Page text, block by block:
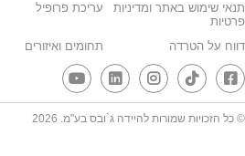
תנאי שימוש באתר ומדיניות
פרטיות
עריכת פרופיל
דווח על הטרדה תחומים ואיזורים
© כל הזכויות שמורות להיידה ג`ובס בע"מ. 2026